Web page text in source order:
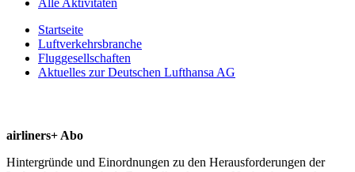
Startseite
Luftverkehrsbranche
Fluggesellschaften
Aktuelles zur Deutschen Lufthansa AG
airliners+ Abo
Hintergründe und Einordnungen zu den Herausforderungen der